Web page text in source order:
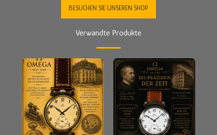
BESUCHEN SIE UNSEREN SHOP
Verwandte Produkte